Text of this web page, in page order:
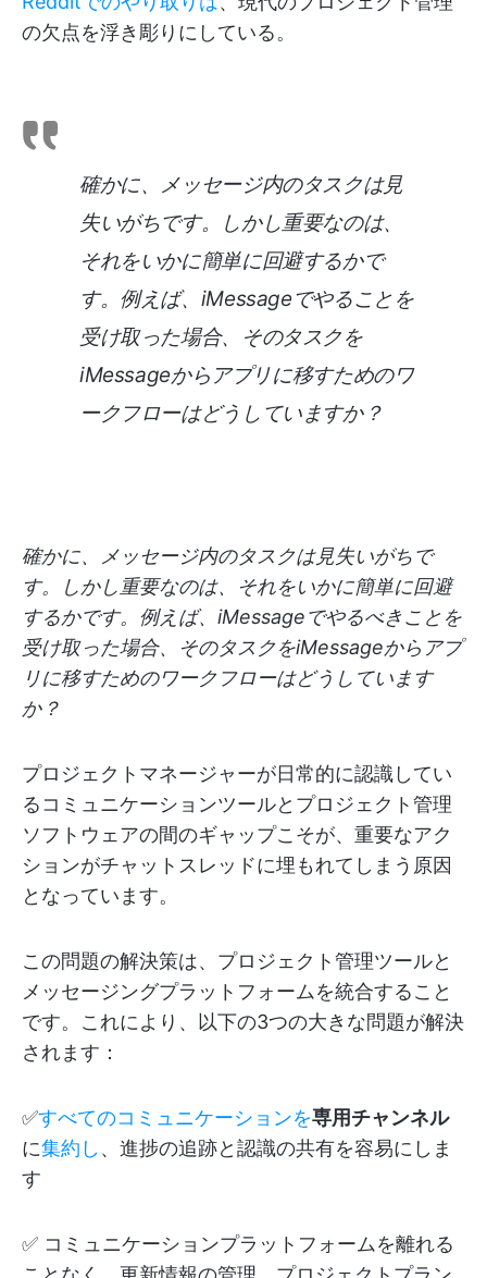
の欠点を浮き彫りにしている。
確かに、メッセージ内のタスクは見
失いがちです。しかし重要なのは、
それをいかに簡単に回避するかで
す。例えば、iMessageでやることを
受け取った場合、そのタスクを
iMessageからアプリに移すためのワ
ークフローはどうしていますか？
確かに、メッセージ内のタスクは見失いがちで
す。しかし重要なのは、それをいかに簡単に回避
するかです。例えば、iMessageでやるべきことを
受け取った場合、そのタスクをiMessageからアプ
リに移すためのワークフローはどうしています
か？
プロジェクトマネージャーが日常的に認識してい
るコミュニケーションツールとプロジェクト管理
ソフトウェアの間のギャップこそが、重要なアク
ションがチャットスレッドに埋もれてしまう原因
となっています。
この問題の解決策は、プロジェクト管理ツールと
メッセージングプラットフォームを統合すること
です。これにより、以下の3つの大きな問題が解決
されます：
✅すべてのコミュニケーションを専用チャンネル
に集約し 、進捗の追跡と認識の共有を容易にしま
す
✅ コミュニケーションプラットフォームを離れる